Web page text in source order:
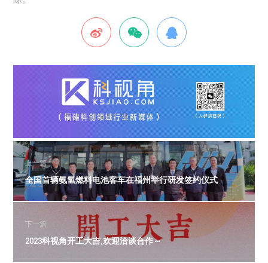
上一篇
全国首辆氨氢燃料电池客车在福州举行研发签约仪式
下一篇
2023科视角开工大吉,欢迎洽谈合作～